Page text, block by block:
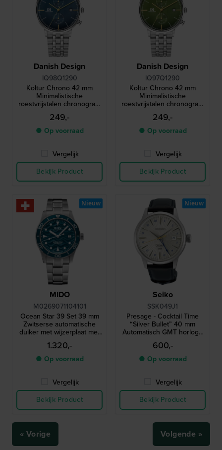
Danish Design
IQ98Q1290
Koltur Chrono 42 mm
Minimalistische
roestvrijstalen chronograaf
met datum
249,-
● Op voorraad
Vergelijk
Bekijk Product
Danish Design
IQ97Q1290
Koltur Chrono 42 mm
Minimalistische
roestvrijstalen chronograaf
met datum
249,-
● Op voorraad
Vergelijk
Bekijk Product
MIDO
M0269071104101
Ocean Star 39 Set 39 mm
Zwitserse automatische
duiker met wijzerplaat met
golfstructuur en extra
rubberen band
1.320,-
● Op voorraad
Vergelijk
Bekijk Product
Nieuw
Seiko
SSK049J1
Presage - Cocktail Time
“Silver Bullet” 40 mm
Automatisch GMT horloge
met cocktail geïnspireerd
ontwerp
600,-
● Op voorraad
Vergelijk
Bekijk Product
Nieuw
« Vorige Volgende »